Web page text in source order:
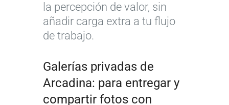
la percepción de valor, sin
añadir carga extra a tu flujo
de trabajo.
Galerías privadas de
Arcadina: para entregar y
compartir fotos con